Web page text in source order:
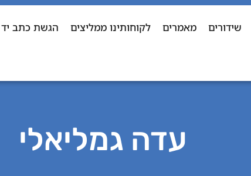
שידורים מאמרים לקוחותינו ממליצים הגשת כתב יד
עדה גמליאלי